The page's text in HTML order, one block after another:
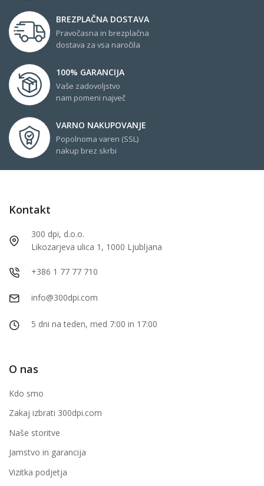
BREZPLAČNA DOSTAVA
Pravočasna in brezplačna
dostava za vsa naročila
100% GARANCIJA
Vaše zadovoljstvo
nam pomeni največ
VARNO NAKUPOVANJE
Popolnoma varen (SSL)
nakup brez skrbi
Kontakt
300 dpi, d.o.o.
Likozarjeva ulica 1, 1000 Ljubljana
+386 1 77 77 710
info@300dpi.com
5 dni na teden, med 7:00 in 17:00
O nas
Kdo smo
Zakaj izbrati 300dpi.com
Naše storitve
Jamstvo in garancija
Vizitka podjetja